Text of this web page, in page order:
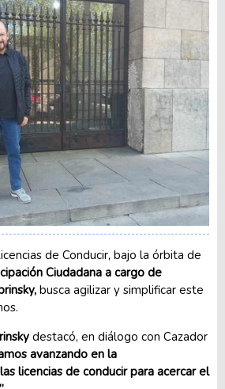
de Conducir, bajo la órbita de
Ciudadana a cargo de
busca agilizar y simplificar este
destacó, en diálogo con Cazador
avanzando en la
licencias de conducir para acercar el